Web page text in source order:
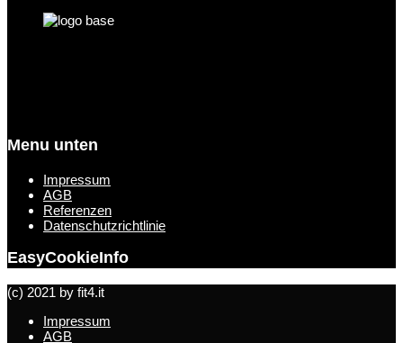
Menu unten
Impressum
AGB
Referenzen
Datenschutzrichtlinie
EasyCookieInfo
(c) 2021 by fit4.it
Impressum
AGB